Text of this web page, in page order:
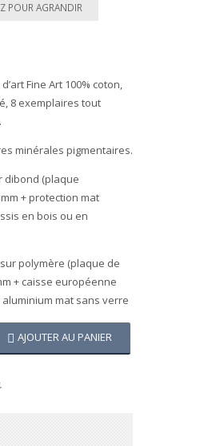
POUR AGRANDIR
Fine Art 100% coton,
8 exemplaires tout
minérales pigmentaires.
dibond (plaque
+ protection mat
en bois ou en
polymère (plaque de
+ caisse européenne
aluminium mat sans verre
AJOUTER AU PANIER